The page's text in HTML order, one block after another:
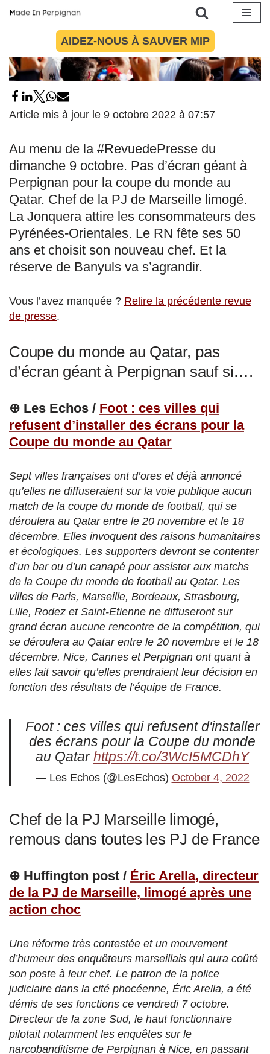
contenu
AIDEZ-NOUS À SAUVER MIP
Article mis à jour le 9 octobre 2022 à 07:57
Au menu de la #RevuedePresse du
dimanche 9 octobre. Pas d’écran géant à
Perpignan pour la coupe du monde au
Qatar. Chef de la PJ de Marseille limogé.
La Jonquera attire les consommateurs des
Pyrénées-Orientales. Le RN fête ses 50
ans et choisit son nouveau chef. Et la
réserve de Banyuls va s’agrandir.
Vous l’avez manquée ? Relire la précédente revue
de presse.
Coupe du monde au Qatar, pas
d’écran géant à Perpignan sauf si….
⊕ Les Echos / Foot : ces villes qui
refusent d’installer des écrans pour la
Coupe du monde au Qatar
Sept villes françaises ont d’ores et déjà annoncé
qu’elles ne diffuseraient sur la voie publique aucun
match de la coupe du monde de football, qui se
déroulera au Qatar entre le 20 novembre et le 18
décembre. Elles invoquent des raisons humanitaires
et écologiques. Les supporters devront se contenter
d’un bar ou d’un canapé pour assister aux matchs
de la Coupe du monde de football au Qatar. Les
villes de Paris, Marseille, Bordeaux, Strasbourg,
Lille, Rodez et Saint-Etienne ne diffuseront sur
grand écran aucune rencontre de la compétition, qui
se déroulera au Qatar entre le 20 novembre et le 18
décembre. Nice, Cannes et Perpignan ont quant à
elles fait savoir qu’elles prendraient leur décision en
fonction des résultats de l’équipe de France.
Foot : ces villes qui refusent d'installer
des écrans pour la Coupe du monde
au Qatar https://t.co/3WcI5MCDhY
— Les Echos (@LesEchos) October 4, 2022
Chef de la PJ Marseille limogé,
remous dans toutes les PJ de France
⊕ Huffington post / Éric Arella, directeur
de la PJ de Marseille, limogé après une
action choc
Une réforme très contestée et un mouvement
d’humeur des enquêteurs marseillais qui aura coûté
son poste à leur chef. Le patron de la police
judiciaire dans la cité phocéenne, Éric Arella, a été
démis de ses fonctions ce vendredi 7 octobre.
Directeur de la zone Sud, le haut fonctionnaire
pilotait notamment les enquêtes sur le
narcobanditisme de Perpignan à Nice, en passant